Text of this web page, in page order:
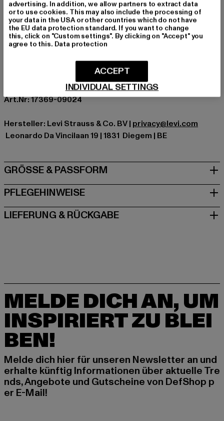
Ausschnitt: Rundhals
Ärmelart: Kurzarm
Schnitt: Normal
Marke: Levis
Kat.: T-Shirts
Hersteller Farbe: batwing black
Materialzusammensetzung: 100% Baumwolle
Art.Nr: 17369-09024
Hersteller: Levi Strauss & Co. BV | privacy@levi.com
Leonardo Da Vincilaan 19 | 1831 Diegem | BE
GRÖSSE & PASSFORM
PFLEGEHINWEISE
LIEFERUNG & RÜCKGABE
MELDE DICH AN, UM
INSPIRIERT ZU BLEI
BEN!
Melde dich hier für unseren Newsletter an und
erhalte künftig Informationen über aktuelle Tre
nds, Angebote und Gutscheine von DefShop p
er E-Mail!
advertising. In addition, we allow partners to extract data
or to use cookies. This may also include the processing of
your data in the USA or other countries which do not have
the EU data protection standard. If you want to change
this, click on "Custom settings". By clicking on "Accept" you
agree to this. Data protection
INDIVIDUAL SETTINGS
ACCEPT